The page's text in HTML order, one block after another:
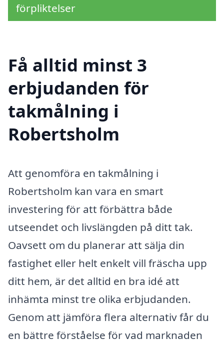
förpliktelser
Få alltid minst 3
erbjudanden för
takmålning i
Robertsholm
Att genomföra en takmålning i
Robertsholm kan vara en smart
investering för att förbättra både
utseendet och livslängden på ditt tak.
Oavsett om du planerar att sälja din
fastighet eller helt enkelt vill fräscha upp
ditt hem, är det alltid en bra idé att
inhämta minst tre olika erbjudanden.
Genom att jämföra flera alternativ får du
en bättre förståelse för vad marknaden